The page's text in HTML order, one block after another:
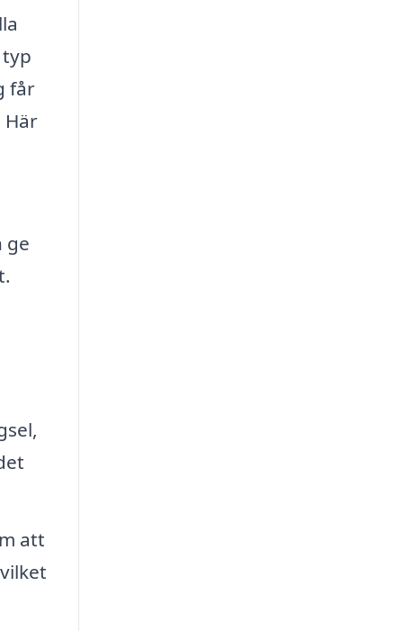
får
Här
ge
att